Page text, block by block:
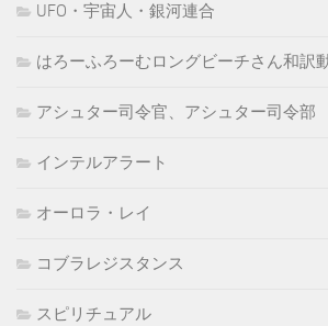
UFO・宇宙人・銀河連合
はろーふろーむロングビーチさん和訳
アシュター司令官、アシュター司令部
インテルアラート
オーロラ・レイ
コブラレジスタンス
スピリチュアル